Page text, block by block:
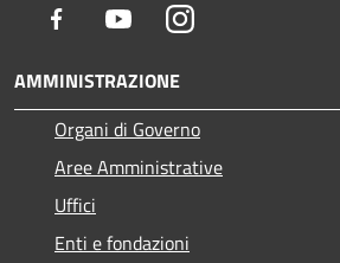
Facebook YoutubeInstagram
AMMINISTRAZIONE
Organi di Governo
Aree Amministrative
Uffici
Enti e fondazioni